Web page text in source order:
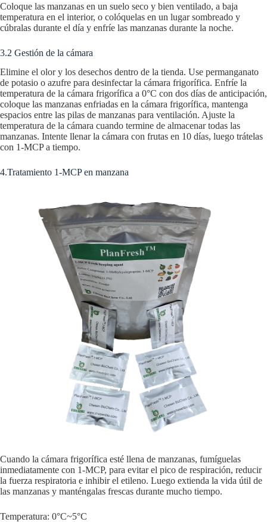
Coloque las manzanas en un suelo seco y bien ventilado, a baja
temperatura en el interior, o colóquelas en un lugar sombreado y
cúbralas durante el día y enfríe las manzanas durante la noche.
3.2 Gestión de la cámara
Elimine el olor y los desechos dentro de la tienda. Use permanganato
de potasio o azufre para desinfectar la cámara frigorífica. Enfríe la
temperatura de la cámara frigorífica a 0°C con dos días de anticipación,
coloque las manzanas enfriadas en la cámara frigorífica, mantenga
espacios entre las pilas de manzanas para ventilación. Ajuste la
temperatura de la cámara cuando termine de almacenar todas las
manzanas. Intente llenar la cámara con frutas en 10 días, luego trátelas
con 1-MCP a tiempo.
4.Tratamiento 1-MCP en manzana
Cuando la cámara frigorífica esté llena de manzanas, fumíguelas
inmediatamente con 1-MCP, para evitar el pico de respiración, reducir
la fuerza respiratoria e inhibir el etileno. Luego extienda la vida útil de
las manzanas y manténgalas frescas durante mucho tiempo.
Temperatura: 0°C~5°C